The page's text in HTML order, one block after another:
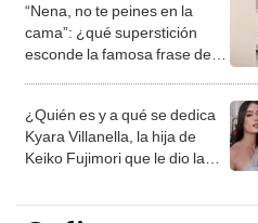
“Nena, no te peines en la
cama”: ¿qué superstición
esconde la famosa frase de
¿Quién es y a qué se dedica
Kyara Villanella, la hija de
Keiko Fujimori que le dio la